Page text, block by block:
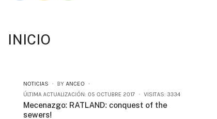
INICIO
NOTICIAS BY ANCEO
ÚLTIMA ACTUALIZACIÓN: 05 OCTUBRE 2017
VISITAS: 3334
Mecenazgo: RATLAND: conquest of the
sewers!